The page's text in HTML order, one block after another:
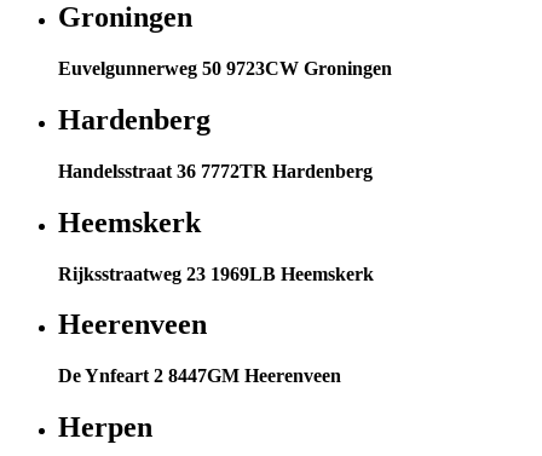
Groningen
Euvelgunnerweg 50 9723CW Groningen
Hardenberg
Handelsstraat 36 7772TR Hardenberg
Heemskerk
Rijksstraatweg 23 1969LB Heemskerk
Heerenveen
De Ynfeart 2 8447GM Heerenveen
Herpen